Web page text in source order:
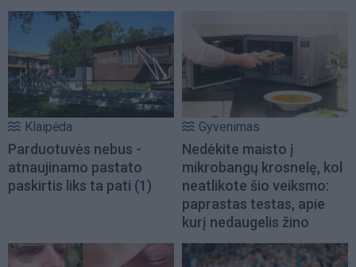
Klaipėda
Parduotuvės nebus -
atnaujinamo pastato
paskirtis liks ta pati (1)
Gyvenimas
Nedėkite maisto į
mikrobangų krosnelę, kol
neatlikote šio veiksmo:
paprastas testas, apie
kurį nedaugelis žino